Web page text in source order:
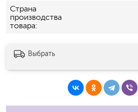
Страна
производства
товара
Выбрать